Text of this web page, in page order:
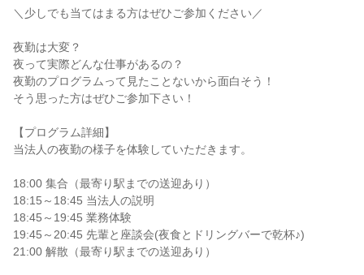
＼少しでも当てはまる方はぜひご参加ください／
夜勤は大変？
夜って実際どんな仕事があるの？
夜勤のプログラムって見たことないから面白そう！
そう思った方はぜひご参加下さい！
【プログラム詳細】
当法人の夜勤の様子を体験していただきます。
18:00 集合（最寄り駅までの送迎あり）
18:15～18:45 当法人の説明
18:45～19:45 業務体験
19:45～20:45 先輩と座談会(夜食とドリングバーで乾杯♪)
21:00 解散（最寄り駅までの送迎あり）